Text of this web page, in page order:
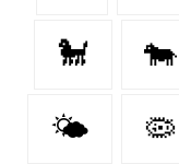
🐩 🐄
🌤️ 🦠